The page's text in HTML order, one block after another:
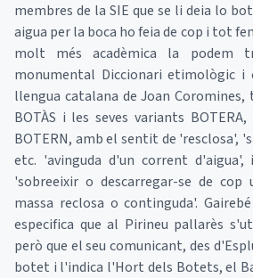
membres de la SIE que se li deia lo
aigua per la boca ho feia de cop i tot
molt més acadèmica la podem
monumental Diccionari etimològic i
llengua catalana de Joan
BOTÀS i les seves variants BOTERA,
BOTERN, amb el sentit de 'resclosa',
etc. 'avinguda d'un corrent d'aigua',
'sobreeixir o descarregar-se de cop
massa reclosa o continguda'.
especifica que al Pirineu pallarès
però que el seu comunicant, des
botet i l'indica l'Hort dels Botets, el